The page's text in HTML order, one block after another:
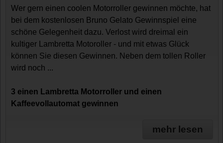
Wer gern einen coolen Motorroller gewinnen möchte, hat
bei dem kostenlosen Bruno Gelato Gewinnspiel eine
schöne Gelegenheit dazu. Verlost wird dreimal ein
kultiger Lambretta Motoroller - und mit etwas Glück
können Sie diesen Gewinnen. Neben dem tollen Roller
wird noch ...
3 einen Lambretta Motorroller und einen
Kaffeevollautomat gewinnen
mehr lesen